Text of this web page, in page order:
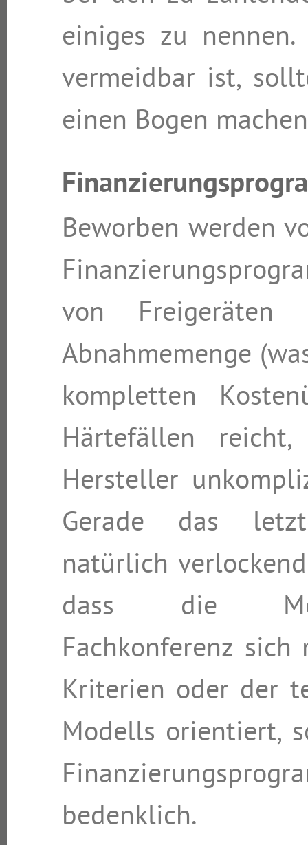
einiges zu
vermeidbar ist,
einen Bogen
Beworben werden
von Freigeräten
Abnahmemenge
kompletten
Härtefällen
Hersteller
Gerade das
natürlich
dass die
Fachkonferenz
Kriterien oder der
Modells orientiert,
bedenklich.